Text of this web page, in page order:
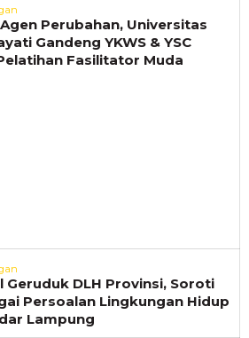
Perubahan, Universitas
Gandeng YKWS & YSC
Fasilitator Muda
Geruduk DLH Provinsi, Soroti
Persoalan Lingkungan Hidup
Lampung